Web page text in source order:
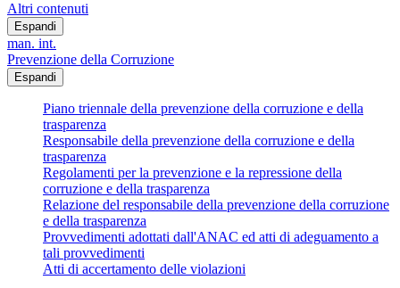
Altri contenuti
Espandi
man. int.
Prevenzione della Corruzione
Espandi
Piano triennale della prevenzione della corruzione e della
trasparenza
Responsabile della prevenzione della corruzione e della
trasparenza
Regolamenti per la prevenzione e la repressione della
corruzione e della trasparenza
Relazione del responsabile della prevenzione della corruzione
e della trasparenza
Provvedimenti adottati dall'ANAC ed atti di adeguamento a
tali provvedimenti
Atti di accertamento delle violazioni